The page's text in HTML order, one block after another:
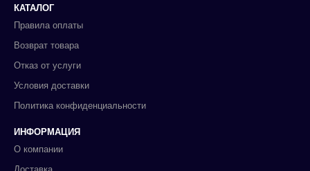
КАТАЛОГ
Правила оплаты
Возврат товара
Отказ от услуги
Условия доставки
Политика конфиденциальности
ИНФОРМАЦИЯ
О компании